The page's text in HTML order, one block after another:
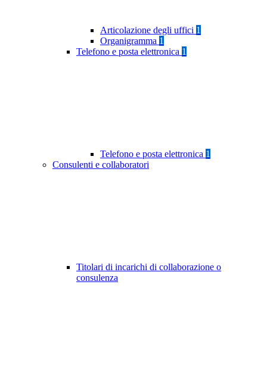
Articolazione degli uffici 1
Organigramma 1
Telefono e posta elettronica 1
Telefono e posta elettronica 1
Consulenti e collaboratori
Titolari di incarichi di collaborazione o
consulenza